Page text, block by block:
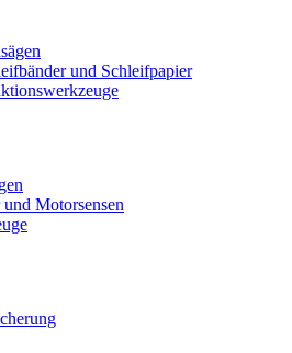
und Schleifpapier
Motorsensen